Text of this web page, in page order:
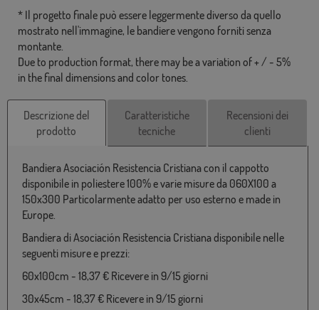
* Il progetto finale può essere leggermente diverso da quello
mostrato nell'immagine, le bandiere vengono forniti senza
montante.
Due to production format, there may be a variation of + / - 5%
in the final dimensions and color tones.
Descrizione del
prodotto
Caratteristiche
tecniche
Recensioni dei
clienti
Bandiera Asociación Resistencia Cristiana con il cappotto
disponibile in poliestere 100% e varie misure da 060X100 a
150x300 Particolarmente adatto per uso esterno e made in
Europe.
Bandiera di Asociación Resistencia Cristiana disponibile nelle
seguenti misure e prezzi:
60x100cm - 18,37 € Ricevere in 9/15 giorni
30x45cm - 18,37 € Ricevere in 9/15 giorni